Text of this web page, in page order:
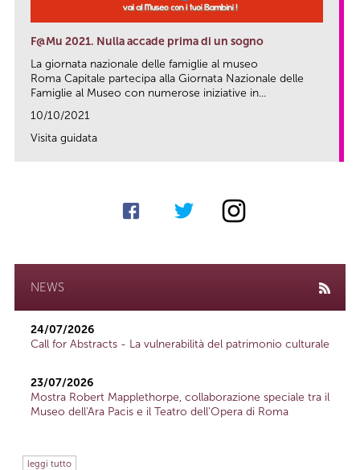
F@Mu 2021. Nulla accade prima di un sogno
La giornata nazionale delle famiglie al museo
Roma Capitale partecipa alla Giornata Nazionale delle
Famiglie al Museo con numerose iniziative in...
10/10/2021
Visita guidata
NEWS
24/07/2026
Call for Abstracts - La vulnerabilità del patrimonio culturale
23/07/2026
Mostra Robert Mapplethorpe, collaborazione speciale tra il
Museo dell'Ara Pacis e il Teatro dell'Opera di Roma
leggi tutto